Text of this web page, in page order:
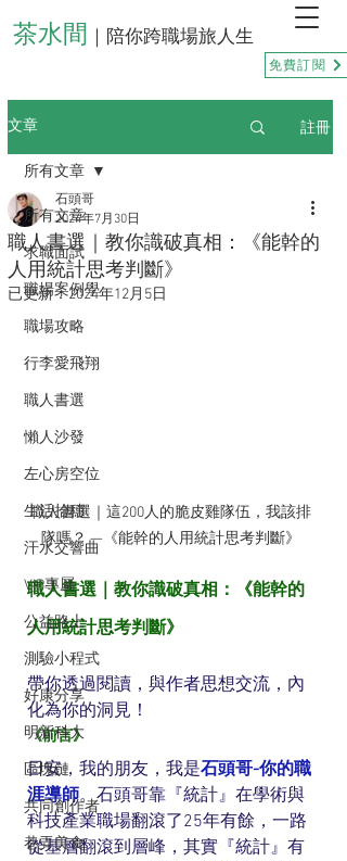
茶水間 ｜陪你跨職場旅人生
免費訂閱
文章 註冊
所有文章
求職面試
職場案例學
職場攻略
行李愛飛翔
職人書選
懶人沙發
左心房空位
生活拾穗
汗水交響曲
VIP專屬
公益路上
測驗小程式
好康分享
明新科大
區塊鏈
共同創作者
巷弄美食
所有文章
職人書選｜教你識破真相：《能幹的
人用統計思考判斷》
石頭哥
2024年7月30日
已更新：2024年12月5日
職人書選｜這200人的脆皮雞隊伍，我該排
隊嗎？ —《能幹的人用統計思考判斷》
職人書選｜教你識破真相：《能幹的
人用統計思考判斷》
帶你透過閱讀，與作者思想交流，內
化為你的洞見！
《前言》
日安，我的朋友，我是石頭哥-你的職
涯導師。石頭哥靠『統計』在學術與
科技產業職場翻滾了25年有餘，一路
從基層翻滾到層峰，其實『統計』有